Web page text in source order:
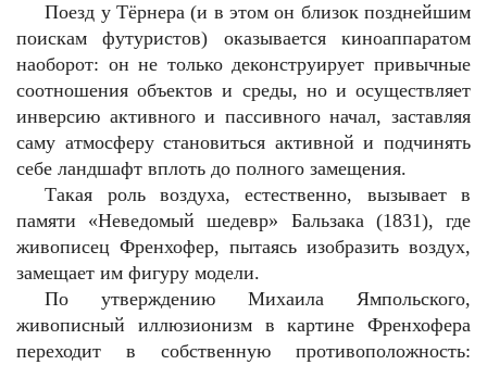
Поезд у Тёрнера (и в этом он близок позднейшим
поискам футуристов) оказывается киноаппаратом
наоборот: он не только деконструирует привычные
соотношения объектов и среды, но и осуществляет
инверсию активного и пассивного начал, заставляя
саму атмосферу становиться активной и подчинять
себе ландшафт вплоть до полного замещения.
Такая роль воздуха, естественно, вызывает в
памяти «Неведомый шедевр» Бальзака (1831), где
живописец Френхофер, пытаясь изобразить воздух,
замещает им фигуру модели.
По утверждению Михаила Ямпольского,
живописный иллюзионизм в картине Френхофера
переходит в собственную противоположность: